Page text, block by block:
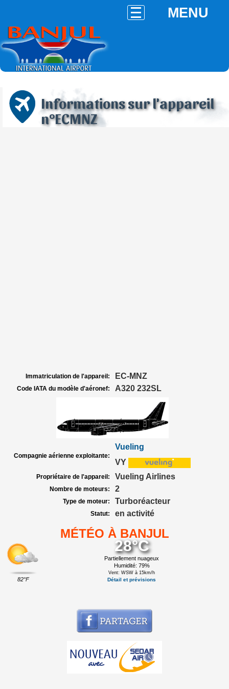
MENU
Informations sur l'appareil
n°ECMNZ
Immatriculation de l'appareil: EC-MNZ
Code IATA du modèle d'aéronef: A320 232SL
Compagnie aérienne exploitante:
Vueling
VY
Propriétaire de l'appareil: Vueling Airlines
Nombre de moteurs: 2
Type de moteur: Turboréacteur
Statut: en activité
MÉTÉO À BANJUL
82°F
28°C
Partiellement nuageux
Humidité: 79%
Vent: WSW à 15km/h
Détail et prévisions